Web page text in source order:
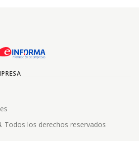
Todos los derechos reservados